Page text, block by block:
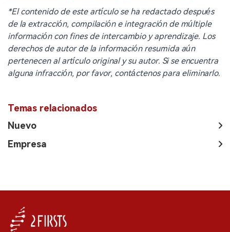
*El contenido de este artículo se ha redactado después
de la extracción, compilación e integración de múltiple
información con fines de intercambio y aprendizaje. Los
derechos de autor de la información resumida aún
pertenecen al artículo original y su autor. Si se encuentra
alguna infracción, por favor, contáctenos para eliminarlo.
Temas relacionados
Nuevo
Empresa